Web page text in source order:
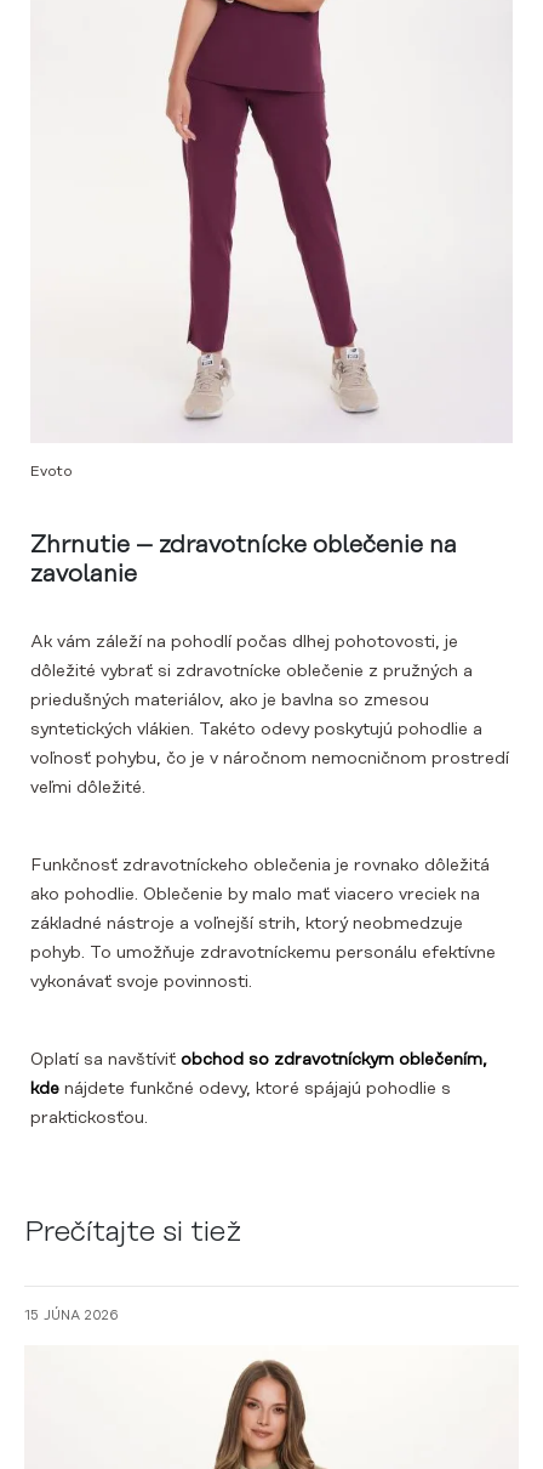
Evoto
Zhrnutie – zdravotnícke oblečenie na
zavolanie
Ak vám záleží na pohodlí počas dlhej pohotovosti, je
dôležité vybrať si zdravotnícke oblečenie z pružných a
priedušných materiálov, ako je bavlna so zmesou
syntetických vlákien. Takéto odevy poskytujú pohodlie a
voľnosť pohybu, čo je v náročnom nemocničnom prostredí
veľmi dôležité.
Funkčnosť zdravotníckeho oblečenia je rovnako dôležitá
ako pohodlie. Oblečenie by malo mať viacero vreciek na
základné nástroje a voľnejší strih, ktorý neobmedzuje
pohyb. To umožňuje zdravotníckemu personálu efektívne
vykonávať svoje povinnosti.
Oplatí sa navštíviť obchod so zdravotníckym oblečením,
kde nájdete funkčné odevy, ktoré spájajú pohodlie s
praktickosťou.
Prečítajte si tiež
15 JÚNA 2026